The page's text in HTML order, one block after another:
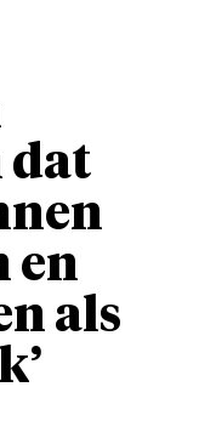
dat
en
als